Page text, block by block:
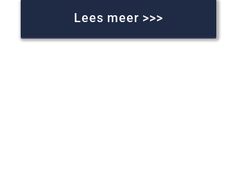
Lees meer >>>